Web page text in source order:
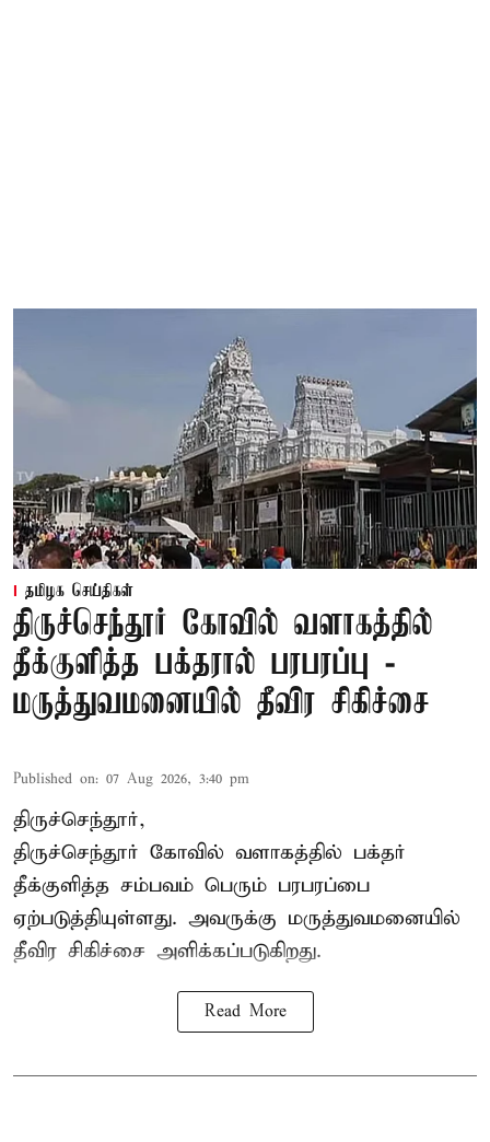
தமிழக செய்திகள்
திருச்செந்தூர் கோவில் வளாகத்தில்
தீக்குளித்த பக்தரால் பரபரப்பு -
மருத்துவமனையில் தீவிர சிகிச்சை
Published on: 07 Aug 2026, 3:40 pm
திருச்செந்தூர்,
திருச்செந்தூர் கோவில் வளாகத்தில் பக்தர்
தீக்குளித்த சம்பவம் பெரும் பரபரப்பை
ஏற்படுத்தியுள்ளது. அவருக்கு மருத்துவமனையில்
தீவிர சிகிச்சை அளிக்கப்படுகிறது.
Read More